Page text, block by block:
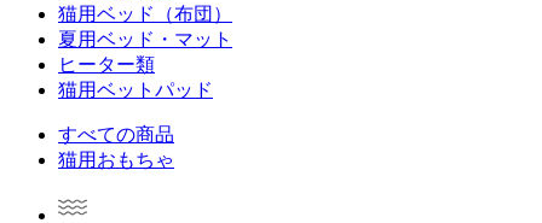
猫用ベッド（布団）
夏用ベッド・マット
ヒーター類
猫用ベットパッド
すべての商品
猫用おもちゃ